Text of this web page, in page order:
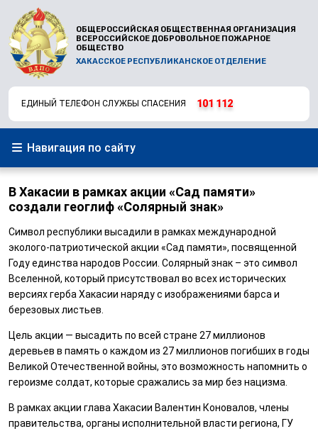
ОБЩЕРОССИЙСКАЯ ОБЩЕСТВЕННАЯ ОРГАНИЗАЦИЯ
ВСЕРОССИЙСКОЕ ДОБРОВОЛЬНОЕ ПОЖАРНОЕ
ОБЩЕСТВО
ХАКАССКОЕ РЕСПУБЛИКАНСКОЕ ОТДЕЛЕНИЕ
ЕДИНЫЙ ТЕЛЕФОН СЛУЖБЫ СПАСЕНИЯ 101 112
Навигация по сайту
В Хакасии в рамках акции «Сад памяти»
создали геоглиф «Солярный знак»
Символ республики высадили в рамках международной
эколого-патриотической акции «Сад памяти», посвященной
Году единства народов России. Солярный знак – это символ
Вселенной, который присутствовал во всех исторических
версиях герба Хакасии наряду с изображениями барса и
березовых листьев.
Цель акции — высадить по всей стране 27 миллионов
деревьев в память о каждом из 27 миллионов погибших в годы
Великой Отечественной войны, это возможность напомнить о
героизме солдат, которые сражались за мир без нацизма.
В рамках акции глава Хакасии Валентин Коновалов, члены
правительства, органы исполнительной власти региона, ГУ